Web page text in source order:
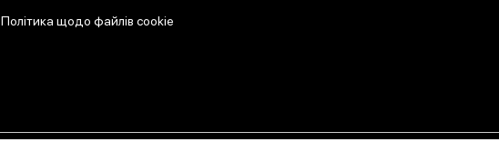
Політика щодо файлів cookie